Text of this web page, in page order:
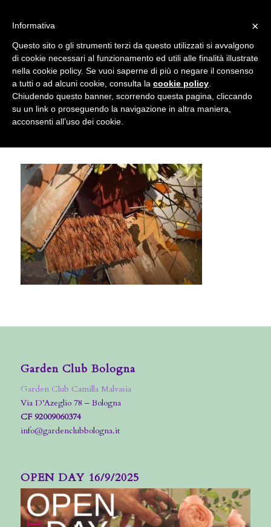
Garden Club Bologna – Mostra
“Omaggio a Bologna” 2016
Garden Club Bologna
Garden Club Camilla Malvasia
Via D’Azeglio 78 – Bologna
CF 92009060374
info@gardenclubbologna.it
OPEN DAY 16/9/2025
accetta l'uso dei cookies previsto nella pagina dedicata.
Fai clic per abilitare/disabilitare il tracciamento di
Google Analytics.
OK Privacy e cookie policy
×
Informativa
Questo sito o gli strumenti terzi da questo utilizzati si avvalgono
di cookie necessari al funzionamento ed utili alle finalità illustrate
nella cookie policy. Se vuoi saperne di più o negare il consenso
a tutti o ad alcuni cookie, consulta la cookie policy
Chiudendo questo banner, scorrendo questa pagina, cliccando
su un link o proseguendo la navigazione in altra maniera,
acconsenti all’uso dei cookie.